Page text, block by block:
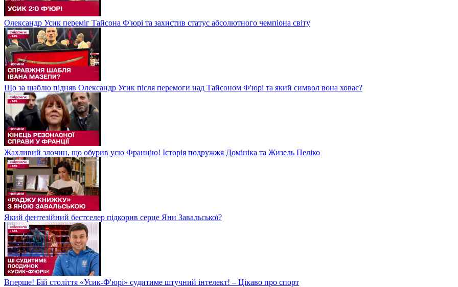
Олександр Усик переміг Тайсона Ф'юрі та захистив статус абсолютного чемпіона світу
Що за шаблю підняв Олександр Усик після перемоги над Тайсоном Ф'юрі та який символ вона ховає?
Жахливий злочин, що обурив усю Францію! Історія подружжя Домініка та Жизель Пеліко
Який фентезійний бестселер підкорив серце Яни Завальської?
Вперше! Бій століття «Усик-Ф'юрі» судитиме штучний інтелект! – Цікаво про спорт